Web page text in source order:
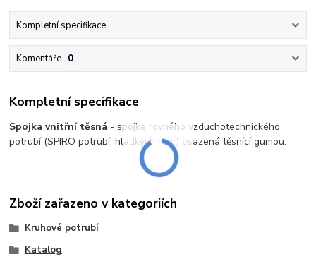
Kompletní specifikace
Komentáře 0
Kompletní specifikace
Spojka vnitřní těsná - spojka rovného vzduchotechnického
potrubí (SPIRO potrubí, hladkých rour) osazená těsnící gumou.
Zboží zařazeno v kategoriích
Kruhové potrubí
Katalog